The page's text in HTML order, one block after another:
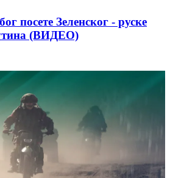
посете Зеленског - руске
(ВИДЕО)